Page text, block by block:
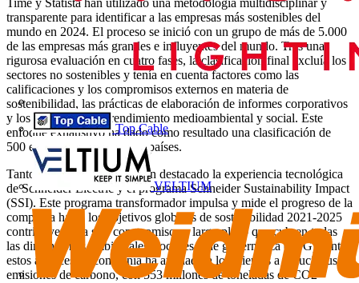
Top Cable
VELTIUM
transparente para identificar a las empresas más sostenibles del
mundo en 2024. El proceso se inició con un grupo de más de 5.000
de las empresas más grandes e influyentes del mundo. Tras una
rigurosa evaluación en cuatro fases, la clasificación final excluía los
sectores no sostenibles y tenía en cuenta factores como las
calificaciones y los compromisos externos en materia de
sostenibilidad, las prácticas de elaboración de informes corporativos
y los indicadores de rendimiento medioambiental y social. Este
enfoque exhaustivo ha dado como resultado una clasificación de
500 empresas de más de 30 países.
Tanto Time como Statista han destacado la experiencia tecnológica
de Schneider Electric y el programa Schneider Sustainability Impact
(SSI). Este programa transformador impulsa y mide el progreso de la
compañía hacia los objetivos globales de sostenibilidad 2021-2025
contribuyendo a seis compromisos a largo plazo que cubren todas
las dimensiones ambientales, sociales y de gobernanza (ESG). Entre
estos avances, la compañía ha ayudado a los clientes a reducir sus
emisiones de carbono, con 553 millones de toneladas de CO2